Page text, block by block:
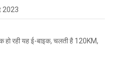
2023
रही यह ई-बाइक, चलती है 120KM,